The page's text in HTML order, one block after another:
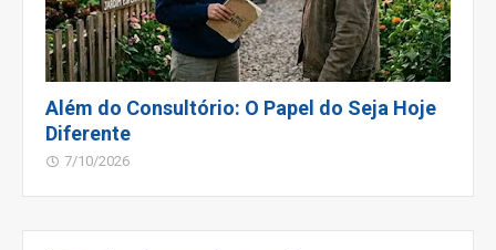
Além do Consultório: O Papel do Seja Hoje
Diferente
7/10/2026